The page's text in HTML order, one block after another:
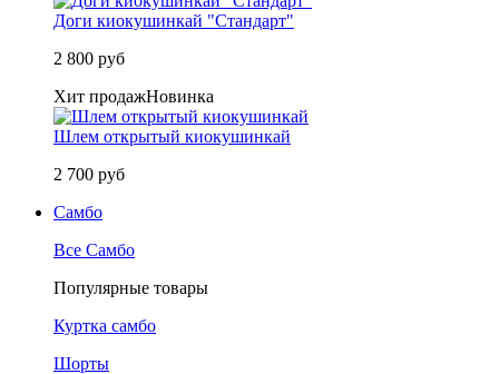
Доги киокушинкай "Стандарт"
2 800 руб
Хит продажНовинка
Шлем открытый киокушинкай
2 700 руб
Самбо
Все Самбо
Популярные товары
Куртка самбо
Шорты